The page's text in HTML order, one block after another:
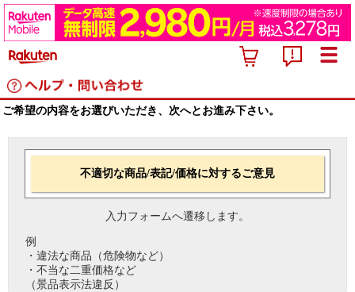
ご希望の内容をお選びいただき、次へとお進み下さい。
不適切な商品/表記/価格に対するご意見
入力フォームへ遷移します。
例
・違法な商品（危険物など）
・不当な二重価格など
（景品表示法違反）